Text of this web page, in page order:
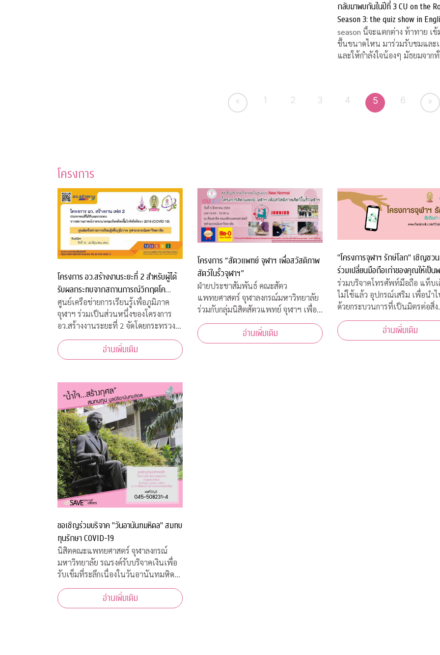
กลับมาพบกันในปีที่ 3 CU on the
Season 3: the quiz show in
คิดชิงไหวชิงพริบสุดมันส์ ส่งตรงถึง
season นี้จะแตกต่าง ท้าทาย เ
ขึ้นขนาดไหน มาร่วมรับชมและเชียร์
และให้กำลังใจน้องๆ มัธยมจาก
กันทางสถานีโทรทัศน์เอแอลทีวี
« 1 2 3 4 5 6 »
โครงการ
โครงการ อว.สร้างงานระยะที่ 2 สำหรับผู้ได้
รับผลกระทบจากสถานการณ์วิกฤตโค
วิด-19
ศูนย์เครือข่ายการเรียนรู้เพื่อภูมิภาค
จุฬาฯ ร่วมเป็นส่วนหนึ่งของโครงการ
อว.สร้างงานระยะที่ 2 จัดโดยกระทรวง
การอุดมศึกษา วิทยาศาสตร์ วิจัยและ
นวัตกรรม เพื่อสร้างงานสำหรับผู้ได้รับ
ผลกระทบจากสถานการณ์วิกฤตโควิด-19
200 อัตรา
อ่านเพิ่มเติม
โครงการ “สัตวแพทย์ จุฬาฯ เพื่อสวัสดิภาพ
สัตว์ในรั้วจุฬาฯ”
ฝ่ายประชาสัมพันธ์ คณะสัตว
แพทยศาสตร์ จุฬาลงกรณ์มหาวิทยาลัย
ร่วมกับกลุ่มนิสิตสัตวแพทย์ จุฬาฯ เพื่อ
สวัสดิภาพสัตว์ ขอเชิญผู้สนใจเข้าร่วม
พิธีเปิด “โครงการ “สัตวแพทย์ จุฬาฯ
เพื่อสวัสดิภาพสัตว์ในรั้วจุฬาฯ” ในวัน
อ่านเพิ่มเติม
"โครงการจุฬาฯ รักษ์โลก" เชิญชว
ร่วมเปลี่ยนมือถือเก่าของคุณให้เป็น
ร่วมบริจาคโทรศัพท์มือถือ แท็บ
ไม่ใช้แล้ว อุปกรณ์เสริม เพื่อนำไ
ด้วยกระบวนการที่เป็นมิตรต่อสิ่ง
แวดล้อม มือถือเก่า/แท็บเล็ต 1 เครื่อง
โครงการฯ และ TES มอบเงิน
ให้กับ "กองทุนภูมิคุ้มกันบำบัดมะ
อ่านเพิ่มเติม
ขอเชิญร่วมบริจาค "วันอานันทมหิดล" สมทบ
ทุนรักษา COVID-19
นิสิตคณะแพทยศาสตร์ จุฬาลงกรณ์
มหาวิทยาลัย รณรงค์รับบริจาคเงินเพื่อ
รับเข็มที่ระลึกเนื่องในวันอานันทมหิดล
วันคล้ายสวรรคต ร.8 ผู้พระราชทาน
กำเนิด “แพทย์จุฬาฯ” พร้อมทั้งเชิญ
ชวนประชาชนสั่งจองเสื้อยืดที่ระลึก ราย
อ่านเพิ่มเติม